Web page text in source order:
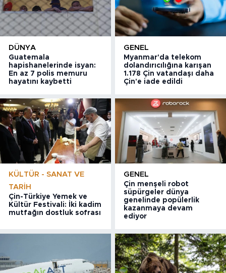
DÜNYA
Guatemala
hapishanelerinde isyan:
En az 7 polis memuru
hayatını kaybetti
GENEL
Myanmar'da telekom
dolandırıcılığına karışan
1.178 Çin vatandaşı daha
Çin'e iade edildi
KÜLTÜR - SANAT VE
TARIH
Çin-Türkiye Yemek ve
Kültür Festivali: İki kadim
mutfağın dostluk sofrası
GENEL
Çin menşeli robot
süpürgeler dünya
genelinde popülerlik
kazanmaya devam
ediyor